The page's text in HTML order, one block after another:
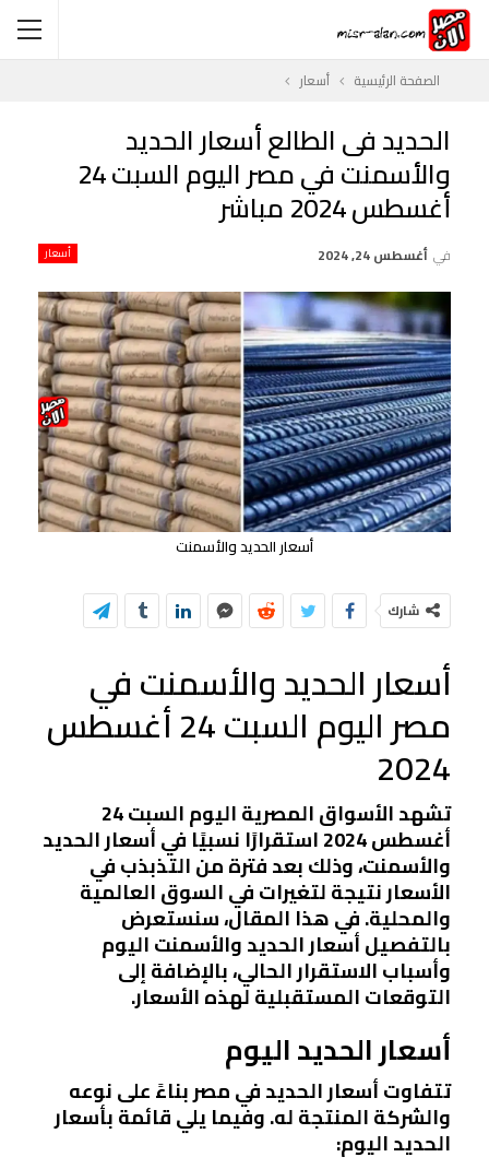
الصفحة الرئيسية أسعار
الحديد فى الطالع أسعار الحديد
والأسمنت في مصر اليوم السبت 24
أغسطس 2024 مباشر
أسعار في أغسطس 24, 2024
أسعار الحديد والأسمنت
شارك
أسعار الحديد والأسمنت في
مصر اليوم السبت 24 أغسطس
2024
تشهد الأسواق المصرية اليوم السبت 24
أغسطس 2024 استقرارًا نسبيًا في أسعار الحديد
والأسمنت، وذلك بعد فترة من التذبذب في
الأسعار نتيجة لتغيرات في السوق العالمية
والمحلية. في هذا المقال، سنستعرض
بالتفصيل أسعار الحديد والأسمنت اليوم
وأسباب الاستقرار الحالي، بالإضافة إلى
التوقعات المستقبلية لهذه الأسعار.
أسعار الحديد اليوم
تتفاوت أسعار الحديد في مصر بناءً على نوعه
والشركة المنتجة له. وفيما يلي قائمة بأسعار
الحديد اليوم: